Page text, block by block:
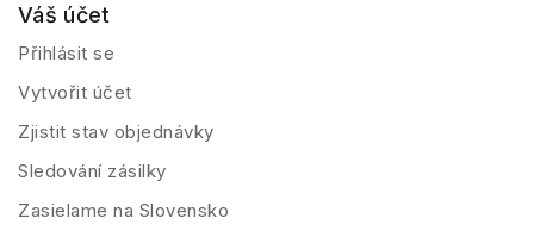
Váš účet
Přihlásit se
Vytvořit účet
Zjistit stav objednávky
Sledování zásilky
Zasielame na Slovensko